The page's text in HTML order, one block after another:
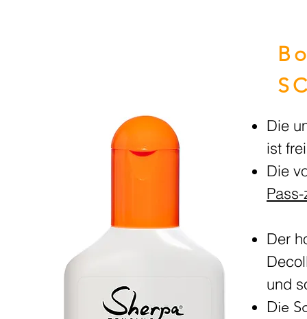
Die
ist
Die
Der
und
Die